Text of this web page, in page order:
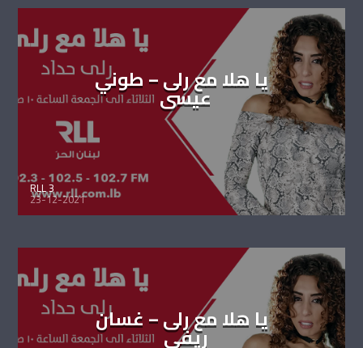
يا هلا مع رلى – طوني
عيسى
RLL 3
23-12-2021
يا هلا مع رلى – غسان
ريفي